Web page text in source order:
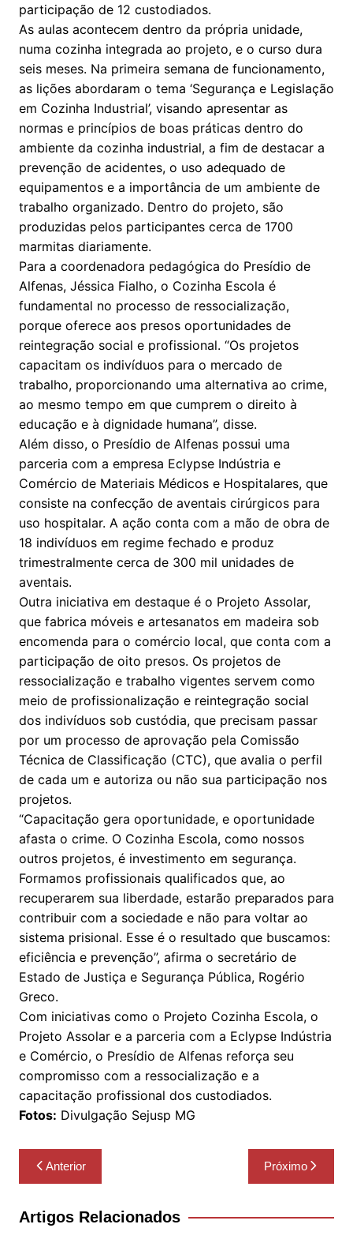
participação de 12 custodiados.
As aulas acontecem dentro da própria unidade,
numa cozinha integrada ao projeto, e o curso dura
seis meses. Na primeira semana de funcionamento,
as lições abordaram o tema ‘Segurança e Legislação
em Cozinha Industrial’, visando apresentar as
normas e princípios de boas práticas dentro do
ambiente da cozinha industrial, a fim de destacar a
prevenção de acidentes, o uso adequado de
equipamentos e a importância de um ambiente de
trabalho organizado. Dentro do projeto, são
produzidas pelos participantes cerca de 1700
marmitas diariamente.
Para a coordenadora pedagógica do Presídio de
Alfenas, Jéssica Fialho, o Cozinha Escola é
fundamental no processo de ressocialização,
porque oferece aos presos oportunidades de
reintegração social e profissional. “Os projetos
capacitam os indivíduos para o mercado de
trabalho, proporcionando uma alternativa ao crime,
ao mesmo tempo em que cumprem o direito à
educação e à dignidade humana”, disse.
Além disso, o Presídio de Alfenas possui uma
parceria com a empresa Eclypse Indústria e
Comércio de Materiais Médicos e Hospitalares, que
consiste na confecção de aventais cirúrgicos para
uso hospitalar. A ação conta com a mão de obra de
18 indivíduos em regime fechado e produz
trimestralmente cerca de 300 mil unidades de
aventais.
Outra iniciativa em destaque é o Projeto Assolar,
que fabrica móveis e artesanatos em madeira sob
encomenda para o comércio local, que conta com a
participação de oito presos. Os projetos de
ressocialização e trabalho vigentes servem como
meio de profissionalização e reintegração social
dos indivíduos sob custódia, que precisam passar
por um processo de aprovação pela Comissão
Técnica de Classificação (CTC), que avalia o perfil
de cada um e autoriza ou não sua participação nos
projetos.
“Capacitação gera oportunidade, e oportunidade
afasta o crime. O Cozinha Escola, como nossos
outros projetos, é investimento em segurança.
Formamos profissionais qualificados que, ao
recuperarem sua liberdade, estarão preparados para
contribuir com a sociedade e não para voltar ao
sistema prisional. Esse é o resultado que buscamos:
eficiência e prevenção”, afirma o secretário de
Estado de Justiça e Segurança Pública, Rogério
Greco.
Com iniciativas como o Projeto Cozinha Escola, o
Projeto Assolar e a parceria com a Eclypse Indústria
e Comércio, o Presídio de Alfenas reforça seu
compromisso com a ressocialização e a
capacitação profissional dos custodiados.
Fotos: Divulgação Sejusp MG
Navegação
de
Post
Anterior Próximo
Artigos Relacionados